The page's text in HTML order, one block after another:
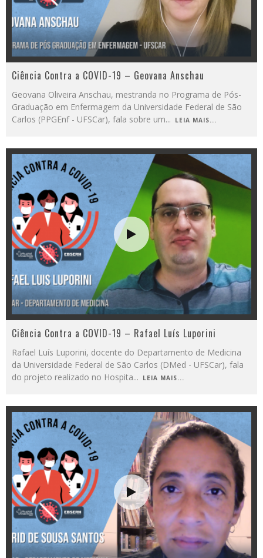
Ciência Contra a COVID-19 – Geovana Anschau
Geovana Oliveira Anschau, mestranda no Programa de Pós-
Graduação em Enfermagem da Universidade Federal de São
Carlos (PPGEnf - UFSCar), fala sobre um... LEIA MAIS...
Ciência Contra a COVID-19 – Rafael Luís Luporini
Rafael Luís Luporini, docente do Departamento de Medicina
da Universidade Federal de São Carlos (DMed - UFSCar), fala
do projeto realizado no Hospita... LEIA MAIS...